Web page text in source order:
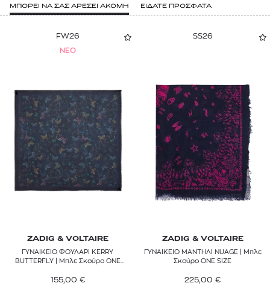
ΜΠΟΡΕΙ ΝΑ ΣΑΣ ΑΡΕΣΕΙ ΑΚΟΜΗ ΕΙΔΑΤΕ ΠΡΟΣΦΑΤΑ
FW26
NEO
ZADIG & VOLTAIRE
ΓΥΝΑΙΚΕΙΟ ΦΟΥΛΑΡΙ KERRY
BUTTERFLY | Μπλε Σκούρο ONE
155,00 €
SS26
ZADIG & VOLTAIRE
ΓΥΝΑΙΚΕΙΟ ΜΑΝΤΗΛΙ NUAGE | Μπλε
Σκούρο ONE SIZE
225,00 €